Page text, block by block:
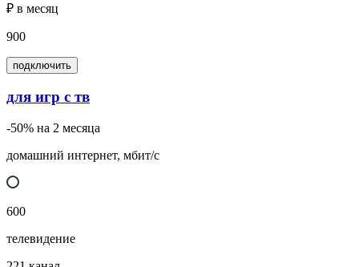
₽ в месяц
900
подключить
для игр с тв
-50% на 2 месяца
домашний интернет, мбит/с
600
телевидение